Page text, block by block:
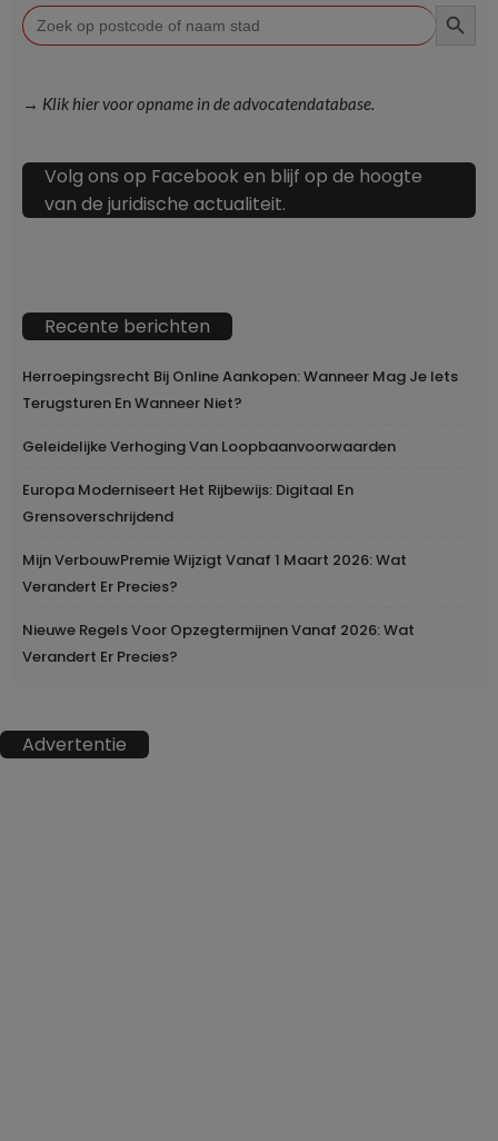
Zoek
naar:
→ Klik hier voor opname in de advocatendatabase.
Volg ons op Facebook en blijf op de hoogte
van de juridische actualiteit.
Recente berichten
Herroepingsrecht Bij Online Aankopen: Wanneer Mag Je Iets
Terugsturen En Wanneer Niet?
Geleidelijke Verhoging Van Loopbaanvoorwaarden
Europa Moderniseert Het Rijbewijs: Digitaal En
Grensoverschrijdend
Mijn VerbouwPremie Wijzigt Vanaf 1 Maart 2026: Wat
Verandert Er Precies?
Nieuwe Regels Voor Opzegtermijnen Vanaf 2026: Wat
Verandert Er Precies?
Advertentie